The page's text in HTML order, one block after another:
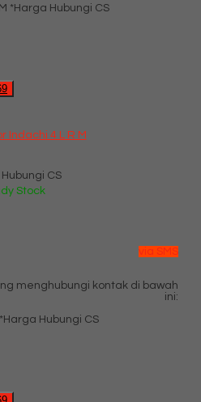
*Harga Hubungi CS
Indachi 4 L R M
CS
Stock
via SMS
menghubungi kontak di bawah
ini:
*Harga Hubungi CS